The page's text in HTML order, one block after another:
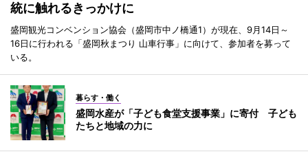
統に触れるきっかけに
盛岡観光コンベンション協会（盛岡市中ノ橋通1）が現在、9月14日～
16日に行われる「盛岡秋まつり 山車行事」に向けて、参加者を募って
いる。
暮らす・働く
盛岡水産が「子ども食堂支援事業」に寄付 子ども
たちと地域の力に